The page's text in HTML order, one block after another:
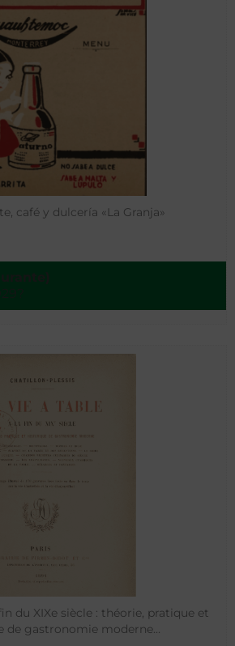
café y dulcería «La Granja»
du XIXe siècle : théorie, pratique et
de gastronomie moderne…